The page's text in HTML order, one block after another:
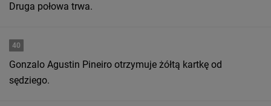
Druga połowa trwa.
40
Gonzalo Agustin Pineiro otrzymuje żółtą kartkę od
sędziego.